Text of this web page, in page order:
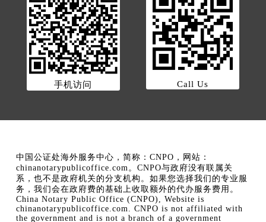
手机访问 Call Us
中国公证处海外服务中心，简称：CNPO，网站：
chinanotarypublicoffice.com。CNPO与政府没有联属关
系，也不是政府机关的分支机构。如果您选择我们的专业服
务，我们会在政府费的基础上收取额外的代办服务费用。
China Notary Public Office (CNPO), Website is
chinanotarypublicoffice.com. CNPO is not affiliated with
the government and is not a branch of a government